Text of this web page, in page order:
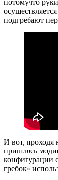
потомучто
подгребают
И вот, проходя
пришлось
конфигурации
гребок»